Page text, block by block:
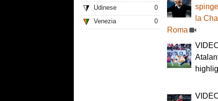
Udinese
0
Venezia
0
la
Roma